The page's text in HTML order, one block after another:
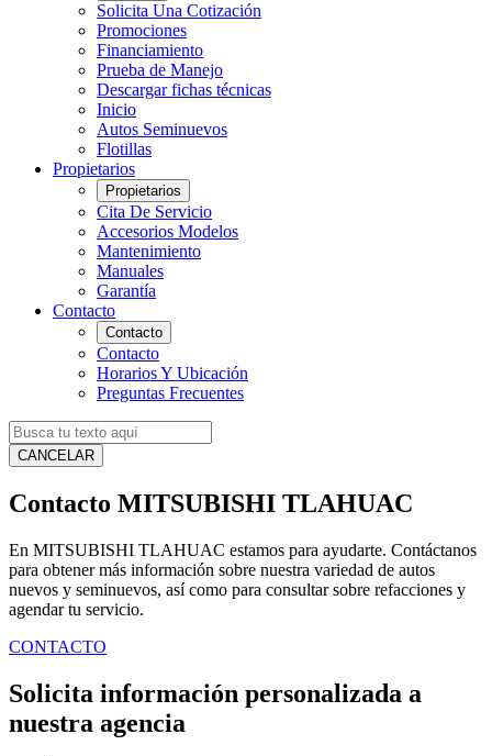
Solicita Una Cotización
Promociones
Financiamiento
Prueba de Manejo
Descargar fichas técnicas
Inicio
Autos Seminuevos
Flotillas
Propietarios
Propietarios
Cita De Servicio
Accesorios Modelos
Mantenimiento
Manuales
Garantía
Contacto
Contacto
Contacto
Horarios Y Ubicación
Preguntas Frecuentes
CANCELAR
Contacto MITSUBISHI TLAHUAC
En MITSUBISHI TLAHUAC estamos para ayudarte. Contáctanos
para obtener más información sobre nuestra variedad de autos
nuevos y seminuevos, así como para consultar sobre refacciones y
agendar tu servicio.
CONTACTO
Solicita información personalizada a
nuestra agencia